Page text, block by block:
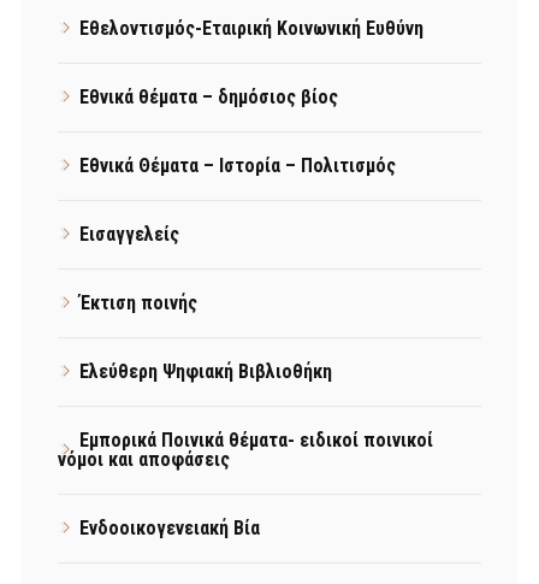
Εθελοντισμός-Εταιρική Κοινωνική Ευθύνη
Εθνικά θέματα – δημόσιος βίος
Εθνικά Θέματα – Ιστορία – Πολιτισμός
Εισαγγελείς
Έκτιση ποινής
Ελεύθερη Ψηφιακή Βιβλιοθήκη
Εμπορικά Ποινικά θέματα- ειδικοί ποινικοί
νόμοι και αποφάσεις
Ενδοοικογενειακή Βία